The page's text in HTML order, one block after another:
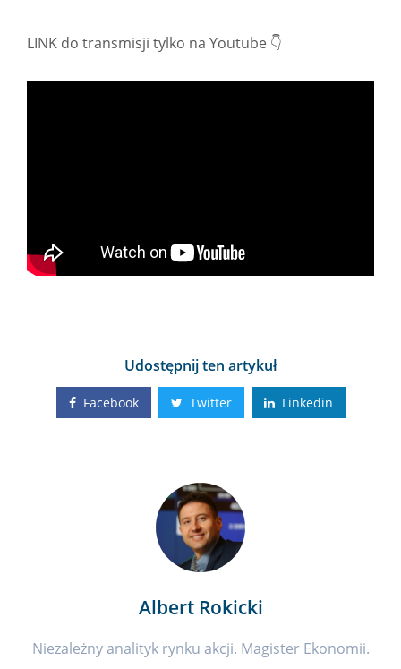
LINK do transmisji tylko na Youtube 👇
Udostępnij ten artykuł
Facebook Twitter Linkedin
Albert Rokicki
Niezależny analityk rynku akcji. Magister Ekonomii.